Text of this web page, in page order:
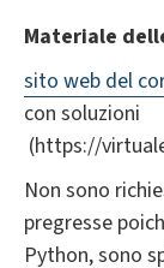
Materiale
sito web del
con soluzioni
(https://
Non sono
pregresse
Python, sono